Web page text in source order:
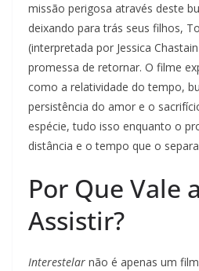
missão perigosa através deste
deixando para trás seus filhos,
(interpretada por Jessica
promessa de retornar. O filme
como a relatividade do tempo,
persistência do amor e o
espécie, tudo isso enquanto o
distância e o tempo que o
Por Que Vale
Assistir?
Interestelar não é apenas um